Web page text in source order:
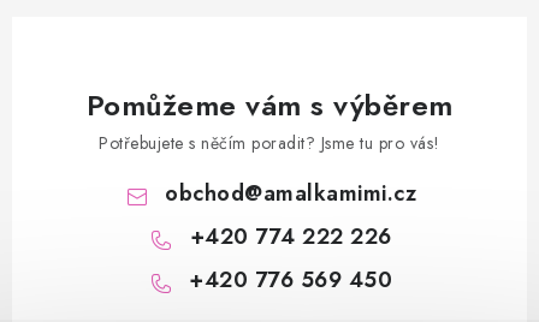
Pomůžeme vám s výběrem
Potřebujete s něčím poradit? Jsme tu pro vás!
obchod@amalkamimi.cz
+420 774 222 226
+420 776 569 450